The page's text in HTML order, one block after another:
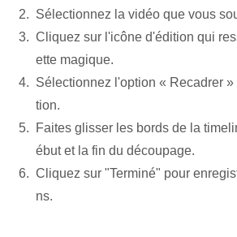
Sélectionnez la vidéo que vous
Cliquez sur l'icône d'édition qui
ette magique.
Sélectionnez l'option « Recadrer
tion.
Faites glisser les bords de la
ébut et la fin du découpage.
Cliquez sur "Terminé" pour
ns.